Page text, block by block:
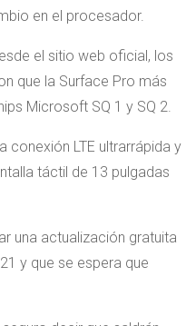
en el procesador.
el sitio web oficial, los
que la Surface Pro más
Microsoft SQ 1 y SQ 2.
conexión LTE ultrarrápida y
táctil de 13 pulgadas
una actualización gratuita
y que se espera que